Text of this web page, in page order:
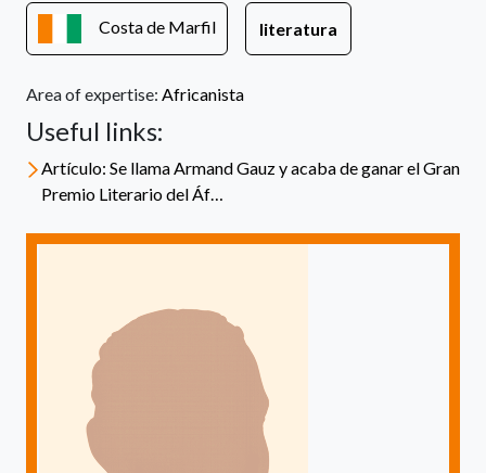
Costa de Marfil literatura
Area of expertise: Africanista
Useful links:
Artículo: Se llama Armand Gauz y acaba de ganar el Gran
Premio Literario del Áf…